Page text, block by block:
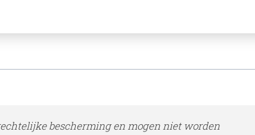
bescherming en mogen niet worden